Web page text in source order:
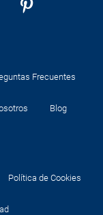
Frecuentes
Blog
Política de Cookies